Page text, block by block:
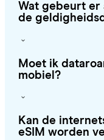
Wat gebeurt er
de
Moet ik
mobiel?
Kan de
eSIM worden